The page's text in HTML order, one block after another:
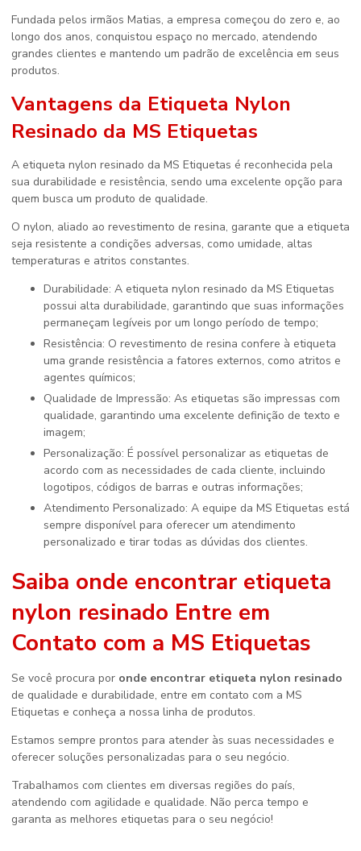
Fundada pelos irmãos Matias, a empresa começou do zero e, ao
longo dos anos, conquistou espaço no mercado, atendendo
grandes clientes e mantendo um padrão de excelência em seus
produtos.
Vantagens da Etiqueta Nylon
Resinado da MS Etiquetas
A etiqueta nylon resinado da MS Etiquetas é reconhecida pela
sua durabilidade e resistência, sendo uma excelente opção para
quem busca um produto de qualidade.
O nylon, aliado ao revestimento de resina, garante que a etiqueta
seja resistente a condições adversas, como umidade, altas
temperaturas e atritos constantes.
Durabilidade: A etiqueta nylon resinado da MS Etiquetas
possui alta durabilidade, garantindo que suas informações
permaneçam legíveis por um longo período de tempo;
Resistência: O revestimento de resina confere à etiqueta
uma grande resistência a fatores externos, como atritos e
agentes químicos;
Qualidade de Impressão: As etiquetas são impressas com
qualidade, garantindo uma excelente definição de texto e
imagem;
Personalização: É possível personalizar as etiquetas de
acordo com as necessidades de cada cliente, incluindo
logotipos, códigos de barras e outras informações;
Atendimento Personalizado: A equipe da MS Etiquetas está
sempre disponível para oferecer um atendimento
personalizado e tirar todas as dúvidas dos clientes.
Saiba onde encontrar etiqueta
nylon resinado Entre em
Contato com a MS Etiquetas
Se você procura por onde encontrar etiqueta nylon resinado
de qualidade e durabilidade, entre em contato com a MS
Etiquetas e conheça a nossa linha de produtos.
Estamos sempre prontos para atender às suas necessidades e
oferecer soluções personalizadas para o seu negócio.
Trabalhamos com clientes em diversas regiões do país,
atendendo com agilidade e qualidade. Não perca tempo e
garanta as melhores etiquetas para o seu negócio!